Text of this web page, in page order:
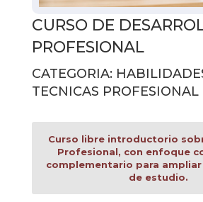
CURSO DE
PROFESIONAL
CATEGORIA:
TECNICAS PROFESIONAL
Curso libre introductorio
Profesional, con enfoque
complementario para
de estudio.